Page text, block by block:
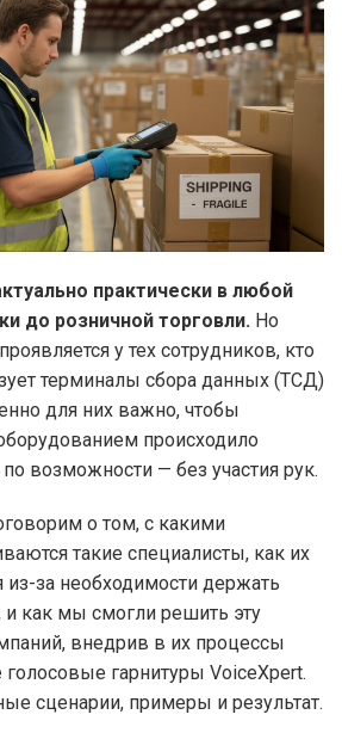
практически в любой
до розничной торговли. Но
у тех сотрудников, кто
терминалы сбора данных (ТСД)
для них важно, чтобы
происходило
возможности — без участия рук.
о том, с какими
такие специалисты, как их
из-за необходимости держать
и как мы смогли решить эту
внедрив в их процессы
гарнитуры VoiceXpert.
сценарии, примеры и результат.